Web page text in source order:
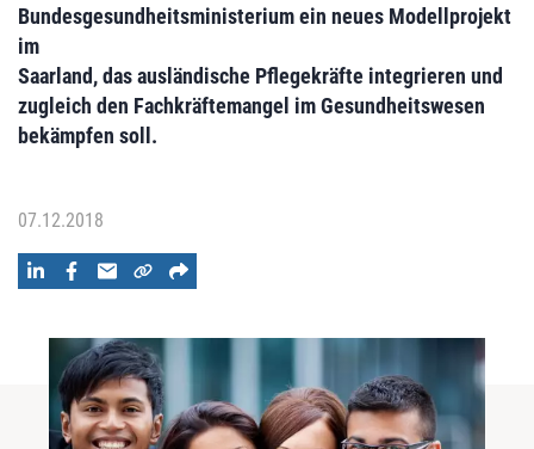
Bundesgesundheitsministerium ein neues Modellprojekt
im
Saarland, das ausländische Pflegekräfte integrieren und
zugleich den Fachkräftemangel im Gesundheitswesen
bekämpfen soll.
07.12.2018